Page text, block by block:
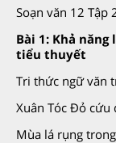
Soạn văn 12 Tập
Bài 1: Khả năng
tiểu thuyết
Tri thức ngữ văn
Xuân Tóc Đỏ cứu
Mùa lá rụng